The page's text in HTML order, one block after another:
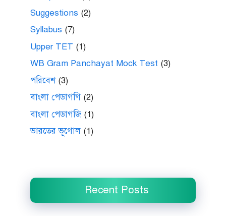
Suggestions (2)
Syllabus (7)
Upper TET (1)
WB Gram Panchayat Mock Test (3)
পরিবেশ(3)
বাংলা পেডাগগি (2)
বাংলা পেডাগজি (1)
ভারতের ভূগোল (1)
Recent Posts